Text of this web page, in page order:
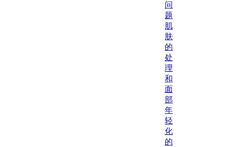
问
题
肌
肤
的
处
理
和
面
部
年
轻
化
的